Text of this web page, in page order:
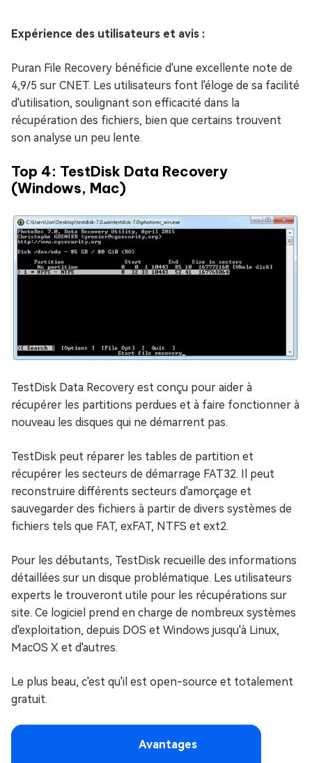
Expérience des utilisateurs et avis :
Puran File Recovery bénéficie d'une excellente note de
4,9/5 sur CNET. Les utilisateurs font l'éloge de sa facilité
d'utilisation, soulignant son efficacité dans la
récupération des fichiers, bien que certains trouvent
son analyse un peu lente.
Top 4: TestDisk Data Recovery
(Windows, Mac)
TestDisk Data Recovery est conçu pour aider à
récupérer les partitions perdues et à faire fonctionner à
nouveau les disques qui ne démarrent pas.
TestDisk peut réparer les tables de partition et
récupérer les secteurs de démarrage FAT32. Il peut
reconstruire différents secteurs d'amorçage et
sauvegarder des fichiers à partir de divers systèmes de
fichiers tels que FAT, exFAT, NTFS et ext2.
Pour les débutants, TestDisk recueille des informations
détaillées sur un disque problématique. Les utilisateurs
experts le trouveront utile pour les récupérations sur
site. Ce logiciel prend en charge de nombreux systèmes
d'exploitation, depuis DOS et Windows jusqu'à Linux,
MacOS X et d'autres.
Le plus beau, c'est qu'il est open-source et totalement
gratuit.
Avantages